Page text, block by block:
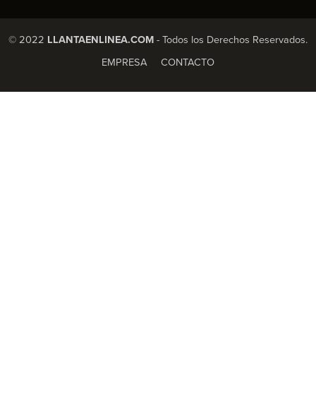
© 2022 LLANTAENLINEA.COM - Todos los Derechos Reservados.
EMPRESA
CONTACTO